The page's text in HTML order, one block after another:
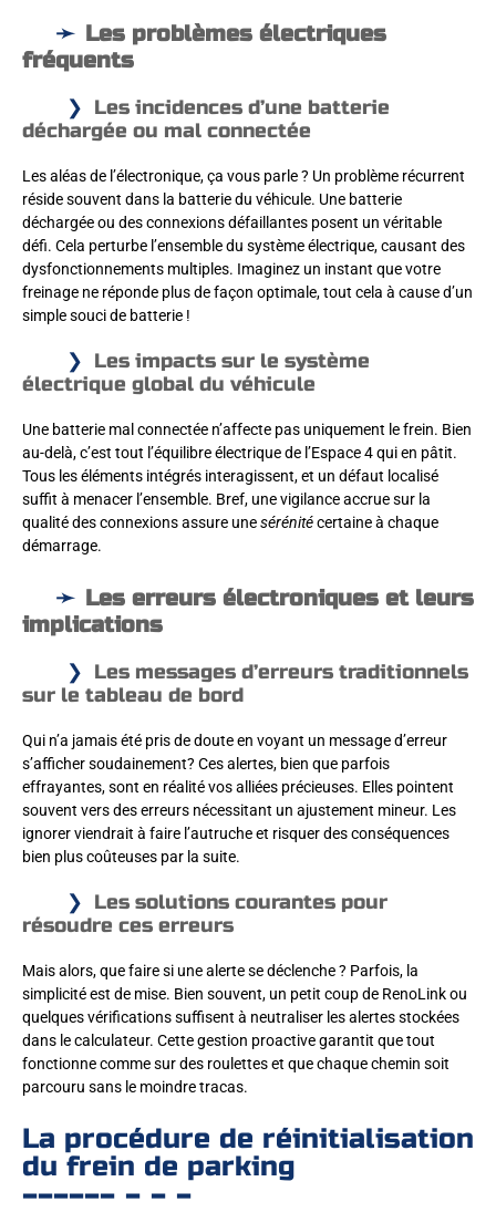
Les problèmes électriques
fréquents
Les incidences d’une batterie
déchargée ou mal connectée
Les aléas de l’électronique, ça vous parle ? Un problème récurrent
réside souvent dans la batterie du véhicule. Une batterie
déchargée ou des connexions défaillantes posent un véritable
défi. Cela perturbe l’ensemble du système électrique, causant des
dysfonctionnements multiples. Imaginez un instant que votre
freinage ne réponde plus de façon optimale, tout cela à cause d’un
simple souci de batterie !
Les impacts sur le système
électrique global du véhicule
Une batterie mal connectée n’affecte pas uniquement le frein. Bien
au-delà, c’est tout l’équilibre électrique de l’Espace 4 qui en pâtit.
Tous les éléments intégrés interagissent, et un défaut localisé
suffit à menacer l’ensemble. Bref, une vigilance accrue sur la
qualité des connexions assure unesérénitécertaine à chaque
démarrage.
Les erreurs électroniques et leurs
implications
Les messages d’erreurs traditionnels
sur le tableau de bord
Qui n’a jamais été pris de doute en voyant un message d’erreur
s’afficher soudainement? Ces alertes, bien que parfois
effrayantes, sont en réalité vos alliées précieuses. Elles pointent
souvent vers des erreurs nécessitant un ajustement mineur. Les
ignorer viendrait à faire l’autruche et risquer des conséquences
bien plus coûteuses par la suite.
Les solutions courantes pour
résoudre ces erreurs
Mais alors, que faire si une alerte se déclenche ? Parfois, la
simplicité est de mise. Bien souvent, un petit coup de RenoLink ou
quelques vérifications suffisent à neutraliser les alertes stockées
dans le calculateur. Cette gestion proactive garantit que tout
fonctionne comme sur des roulettes et que chaque chemin soit
parcouru sans le moindre tracas.
La procédure de réinitialisation
du frein de parking